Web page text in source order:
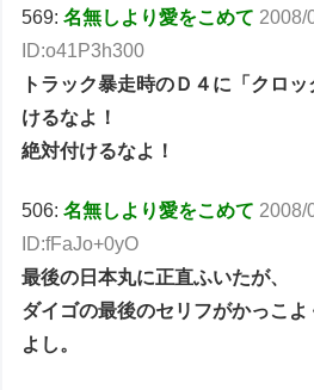
569:名無しより愛をこめて 2008/
ID:o41P3h300
トラック暴走時のＤ４に「クロ
けるなよ！
絶対付けるなよ！
506:名無しより愛をこめて 2008/
ID:fFaJo+0yO
最後の日本丸に正直ふいたが、
ダイゴの最後のセリフがかっこ
よし。